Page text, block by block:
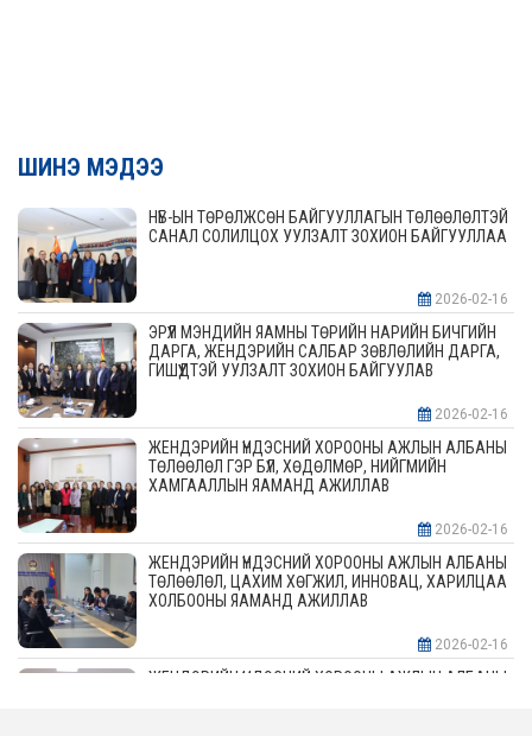
ШИНЭ МЭДЭЭ
НҮБ-ЫН ТӨРӨЛЖСӨН БАЙГУУЛЛАГЫН ТӨЛӨӨЛӨЛТЭЙ
САНАЛ СОЛИЛЦОХ УУЛЗАЛТ ЗОХИОН БАЙГУУЛЛАА
2026-02-16
ЭРҮҮЛ МЭНДИЙН ЯАМНЫ ТӨРИЙН НАРИЙН БИЧГИЙН
ДАРГА, ЖЕНДЭРИЙН САЛБАР ЗӨВЛӨЛИЙН ДАРГА,
ГИШҮҮДТЭЙ УУЛЗАЛТ ЗОХИОН БАЙГУУЛАВ
2026-02-16
ЖЕНДЭРИЙН ҮНДЭСНИЙ ХОРООНЫ АЖЛЫН АЛБАНЫ
ТӨЛӨӨЛӨЛ ГЭР БҮЛ, ХӨДӨЛМӨР, НИЙГМИЙН
ХАМГААЛЛЫН ЯАМАНД АЖИЛЛАВ
2026-02-16
ЖЕНДЭРИЙН ҮНДЭСНИЙ ХОРООНЫ АЖЛЫН АЛБАНЫ
ТӨЛӨӨЛӨЛ, ЦАХИМ ХӨГЖИЛ, ИННОВАЦ, ХАРИЛЦАА
ХОЛБООНЫ ЯАМАНД АЖИЛЛАВ
2026-02-16
ЖЕНДЭРИЙН ҮНДЭСНИЙ ХОРООНЫ АЖЛЫН АЛБАНЫ